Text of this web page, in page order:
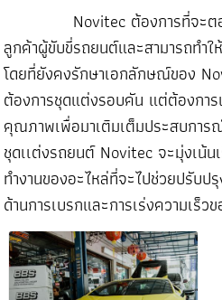
Novitec ต้องการที่จะตอบ
ลูกค้าผู้ขับขี่รถยนต์และสามารถทำใ
โดยที่ยังคงรักษาเอกลักษณ์ของ
ต้องการชุดแต่งรอบคัน แต่ต้องการ
คุณภาพเพื่อมาเติมเต็มประสบการ
ชุดเเต่งรถยนต์ Novitec จะมุ่งเน้
ทำงานของอะไหล่ที่จะไปช่วยปรับ
ด้านการเบรกและการเร่งความเร็